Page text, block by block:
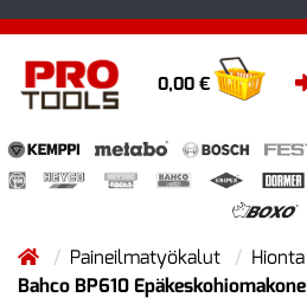
0,00 €
Paineilmatyökalut
Hionta
Bahco BP610 Epäkeskohiomakone